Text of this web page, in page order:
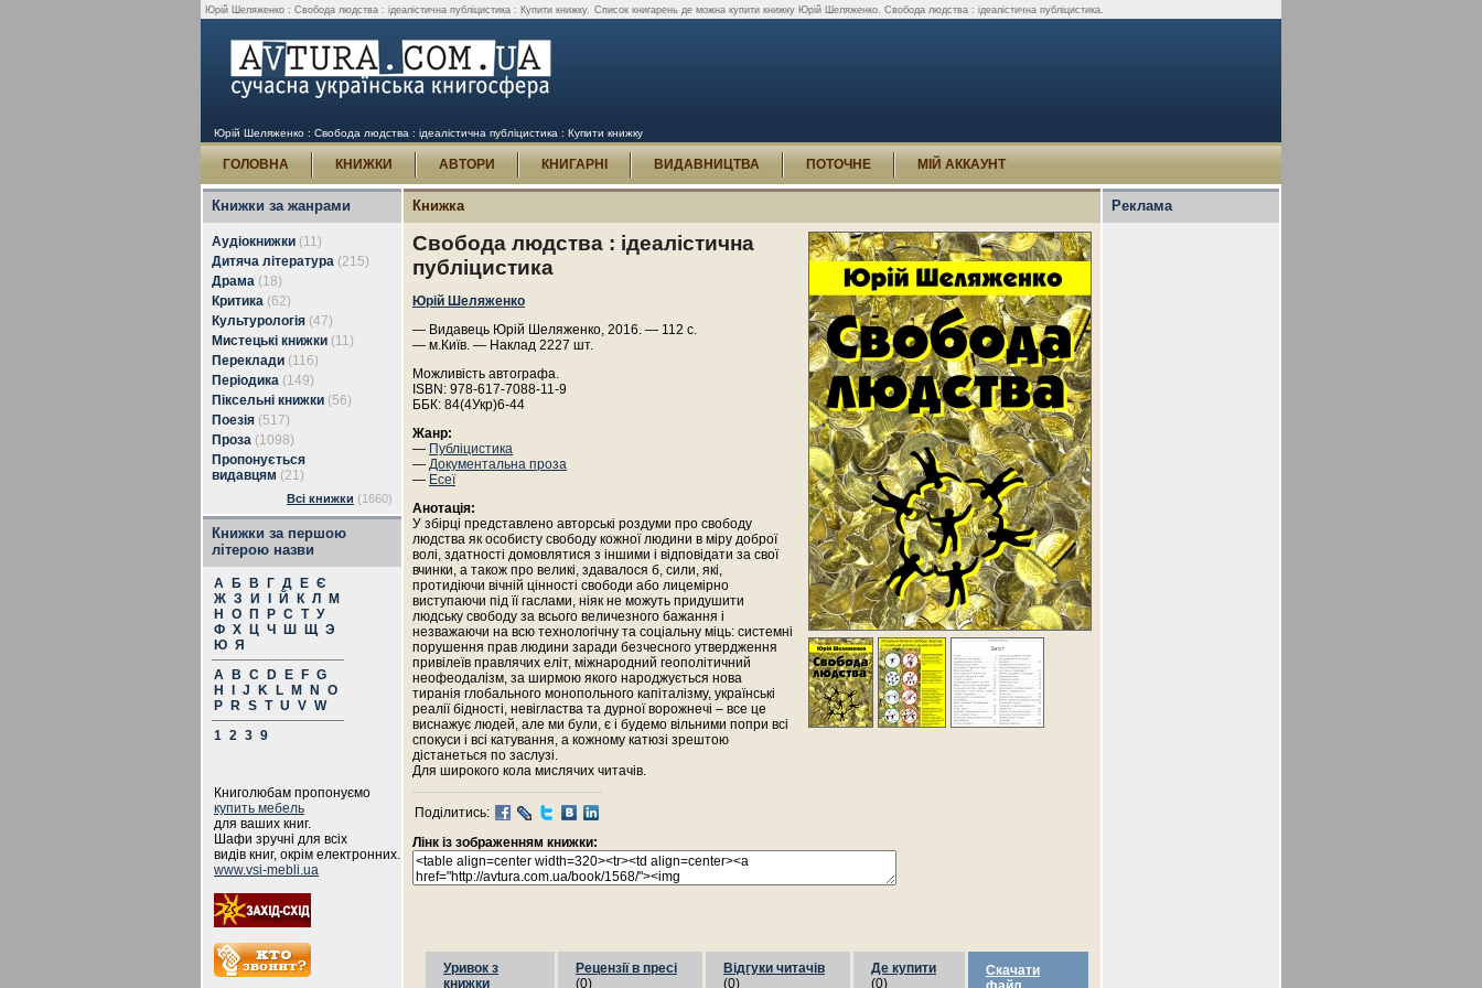
Юрій Шеляженко : Свобода людства : ідеалістична публіцистика : Купити книжку. Список книгарень де можна купити книжку Юрій Шеляженко. Свобода людства : ідеалістична публіцистика.
Юрій Шеляженко : Свобода людства : ідеалістична публіцистика : Купити книжку
ГОЛОВНА КНИЖКИ АВТОРИ КНИГАРНІ ВИДАВНИЦТВА ПОТОЧНЕ МІЙ АККАУНТ
Книжки за жанрами
Аудіокнижки (11)
Дитяча література (215)
Драма (18)
Критика (62)
Культурологія (47)
Мистецькі книжки (11)
Переклади (116)
Періодика (149)
Піксельні книжки (56)
Поезія (517)
Проза (1098)
Пропонується
видавцям (21)
Всі книжки (1660)
Книжки за першою
літерою назви
А Б В Г Д Е Є
Ж З И Й К Л
М
Н
О П Р С Т У
Ф Х Ц Ч Ш Щ Э
Ю Я
A
B C D E F G
H
J K L M N
O
P
R S T U V W
1 2 3 9
Книголюбам пропонуємо
купить мебель
для ваших книг.
Шафи зручні для всіх
видів книг, окрім електронних.
www.vsi-mebli.ua
Книжка
Свобода людства : ідеалістична
публіцистика
Юрій Шеляженко
— Видавець Юрій Шеляженко, 2016. — 112 с.
— м.Київ. — Наклад 2227 шт.
Можливість автографа.
ISBN: 978-617-7088-11-9
ББК: 84(4Укр)6-44
Жанр:
— Публіцистика
— Документальна проза
— Есеї
Анотація:
У збірці представлено авторські роздуми про свободу
людства як особисту свободу кожної людини в міру доброї
волі, здатності домовлятися з іншими і відповідати за свої
вчинки, а також про великі, здавалося б, сили, які,
протидіючи вічній цінності свободи або лицемірно
виступаючи під її гаслами, ніяк не можуть придушити
людську свободу за всього величезного бажання і
незважаючи на всю технологічну та соціальну міць: системні
порушення прав людини заради безчесного утвердження
привілеїв правлячих еліт, міжнародний геополітичний
неофеодалізм, за ширмою якого народжується нова
тиранія глобального монопольного капіталізму, українські
реалії бідності, невігластва та дурної ворожнечі – все це
виснажує людей, але ми були, є і будемо вільними попри всі
спокуси і всі катування, а кожному катюзі зрештою
дістанеться по заслузі.
Для широкого кола мислячих читачів.
Поділитись:
Лінк із зображенням книжки:
Уривок з
книжки
Рецензії в пресі
(0)
Відгуки читачів
(0)
Де купити
(0)
Скачати
Реклама